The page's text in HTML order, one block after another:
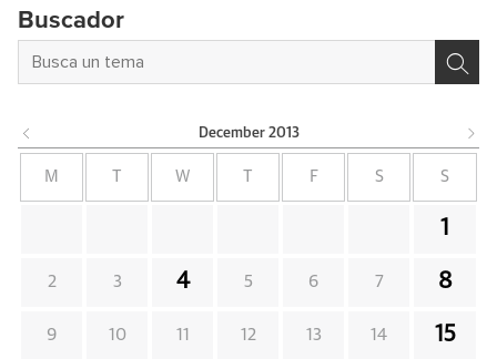
Buscador
December 2013
M T W T F S S
1
2 3 4 5 6 7 8
9 10 11 12 13 14 15